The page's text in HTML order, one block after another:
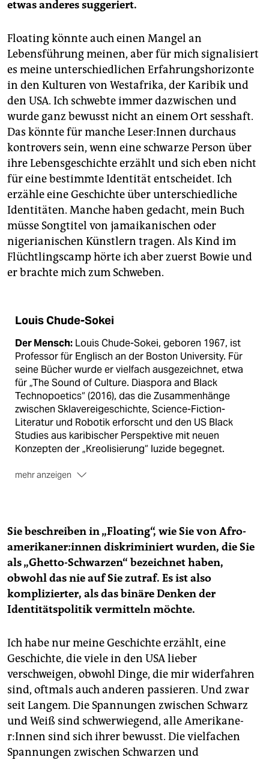
etwas anderes suggeriert.
Floating könnte auch einen Mangel an
Lebensführung meinen, aber für mich signalisiert
es meine unterschiedlichen Erfahrungshorizonte
in den Kulturen von Westafrika, der Karibik und
den USA. Ich schwebte immer dazwischen und
wurde ganz bewusst nicht an einem Ort sesshaft.
Das könnte für manche Le­se­r:In­nen durchaus
kontrovers sein, wenn eine schwarze Person über
ihre Lebensgeschichte erzählt und sich eben nicht
für eine bestimmte Identität entscheidet. Ich
erzähle eine Geschichte über unterschiedliche
Identitäten. Manche haben gedacht, mein Buch
müsse Song­titel von jamaikanischen oder
nigerianischen Künstlern tragen. Als Kind im
Flüchtlingscamp hörte ich aber zuerst Bow­ie und
er brachte mich zum Schweben.
Louis Chude-Sokei
Der Mensch: Louis Chude-Sokei, geboren 1967, ist
Professor für Englisch an der Boston University. Für
seine Bücher wurde er vielfach ausgezeichnet, etwa
für „The Sound of Culture. Diaspora and Black
Technopoetics“ (2016), das die Zusammenhänge
zwischen Sklavereigeschichte, Science-Fiction-
Literatur und Robotik erforscht und den US Black
Studies aus karibischer Perspektive mit neuen
Konzepten der „Kreolisierung“ luzide begegnet.
mehr anzeigen
erschienen, mit der er seine komplizierte
Familiengeschichte auf wunderbare Weise erzählt.
Chude-Sokeis Mutter, eine Jamaikanerin, gehörte zur
Windrush-Generation und arbeitete als
Krankenschwester zunächst in England, wo sie den
Vater, einen Nigerianer, kennenlernte und mit ihm
nach Westafrika ging. Er wurde als Angehöriger der
Ebo-Ethnie im Biafrakrieg 1969 ermordet. Louis und
dann ging es nach Jamaika und weiter in die USA.
Das Festival: „The Sound of Distance“, kuratiert von
Jan St. Werner, beginnt am 21. Oktober und läuft bis
zum 24. Oktober am Haus der Kulturen der Welt in
Berlin. Unter anderem mit Panels, Konzerten,
Lesungen und Performances. Live vor Ort und im
Stream.
Sie beschreiben in „Floating“, wie Sie von Afro­
ame­ri­ka­ne­r:in­nen diskriminiert wurden, die Sie
als „Ghetto-Schwarzen“ bezeichnet haben,
obwohl das nie auf Sie zutraf. Es ist also
komplizierter, als das binäre Denken der
Identitätspolitik vermitteln möchte.
Ich habe nur meine Geschichte erzählt, eine
Geschichte, die viele in den USA lieber
verschweigen, obwohl Dinge, die mir widerfahren
sind, oftmals auch anderen passieren. Und zwar
seit Langem. Die Spannungen zwischen Schwarz
und Weiß sind schwerwiegend, alle Ame­ri­ka­ne­
r:In­nen sind sich ihrer bewusst. Die vielfachen
Spannungen zwischen Schwarzen und